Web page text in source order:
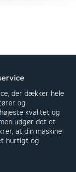
der dækker hele
og
kvalitet og
udgør det et
at din maskine
hurtigt og